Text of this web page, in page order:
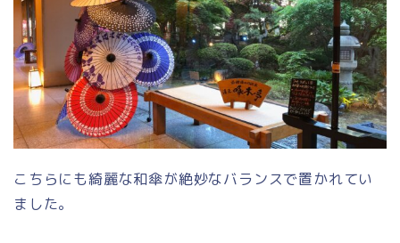
こちらにも綺麗な和傘が絶妙なバランスで置かれてい
ました。